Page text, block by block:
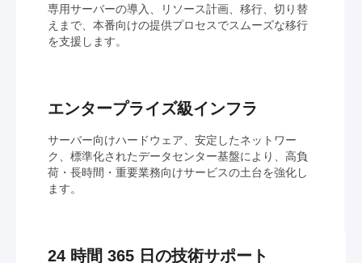
専用サーバーの導入、リソース計画、移行、切り替
えまで、本番向けの提供プロセスでスムーズな移行
を支援します。
エンタープライズ級インフラ
サーバー向けハードウェア、安定したネットワー
ク、標準化されたデータセンター基盤により、高負
荷・長時間・重要業務向けサービスの土台を強化し
ます。
24 時間 365 日の技術サポート